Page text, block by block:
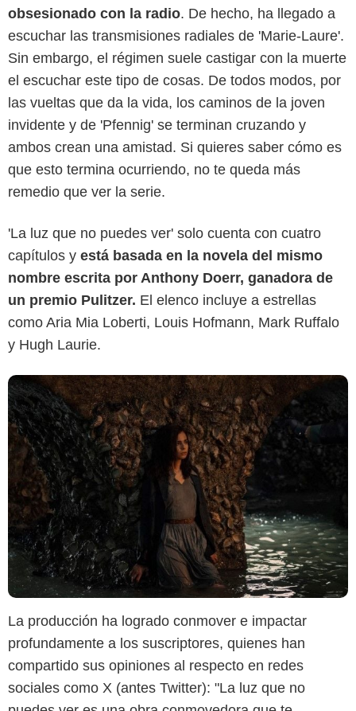
obsesionado con la radio. De hecho, ha llegado a
escuchar las transmisiones radiales de 'Marie-Laure'.
Sin embargo, el régimen suele castigar con la muerte
el escuchar este tipo de cosas. De todos modos, por
las vueltas que da la vida, los caminos de la joven
invidente y de 'Pfennig' se terminan cruzando y
ambos crean una amistad. Si quieres saber cómo es
que esto termina ocurriendo, no te queda más
remedio que ver la serie.
'La luz que no puedes ver' solo cuenta con cuatro
capítulos y está basada en la novela del mismo
nombre escrita por Anthony Doerr, ganadora de
un premio Pulitzer. El elenco incluye a estrellas
como Aria Mia Loberti, Louis Hofmann, Mark Ruffalo
y Hugh Laurie.
Atsushi Nishijima/Netflix
La producción ha logrado conmover e impactar
profundamente a los suscriptores, quienes han
compartido sus opiniones al respecto en redes
sociales como X (antes Twitter): "La luz que no